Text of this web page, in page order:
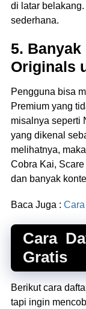
di latar
sederhana.
5. Banyak
Originals
Pengguna bisa
Premium yang
misalnya seperti
yang dikenal
melihatnya,
Cobra Kai,
dan banyak
Baca Juga :
Cara
Gratis
Berikut cara
tapi ingin